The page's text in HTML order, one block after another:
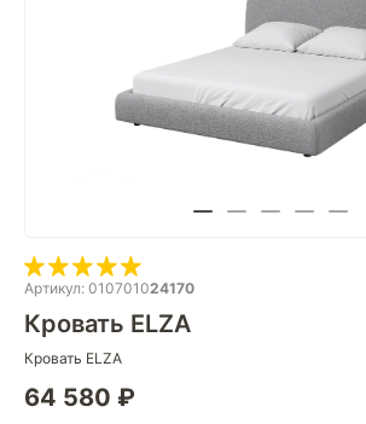
Артикул: 010701024170
Кровать ELZA
Кровать ELZA
64 580 ₽